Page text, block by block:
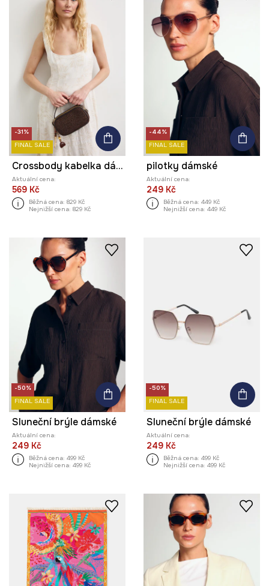
-31%
FINAL SALE
Crossbody kabelka dámská pletená
Aktuální cena:
569 Kč
Běžná cena: 829 Kč
Nejnižší cena: 829 Kč
-44%
FINAL SALE
pilotky dámské
Aktuální cena:
249 Kč
Běžná cena: 449 Kč
Nejnižší cena: 449 Kč
-50%
FINAL SALE
Sluneční brýle dámské
Aktuální cena:
249 Kč
Běžná cena: 499 Kč
Nejnižší cena: 499 Kč
-50%
FINAL SALE
Sluneční brýle dámské
Aktuální cena:
249 Kč
Běžná cena: 499 Kč
Nejnižší cena: 499 Kč